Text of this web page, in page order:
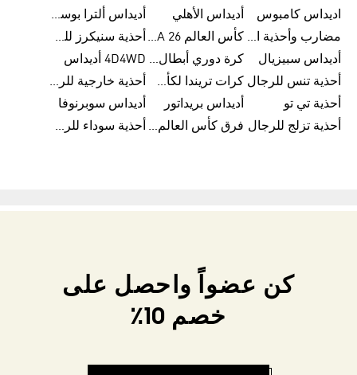
اديداس كامبوس
أديداس الأهلي
أديداس ألترا بوست للنساء
مضارب وأحذية البادل من أديداس
كأس العالم FIFA 26™
أحذية سنيكرز للرجال من أديداس
أديداس سبيزيال
كرة دوري أبطال أوروبا من أديداس 4D4WD أديداس
أحذية تنس للرجال
كرات تريندا لكأس العالم FIFA 26™
أحذية خارجية للرجال
أحذية تي تو
أديداس بريداتور
أديداس سوبرنوفا
أحذية تزلج للرجال
فرق كأس العالم FIFA 26™ أحذية سوداء للرجال
كن عضواً واحصل على
خصم 10٪